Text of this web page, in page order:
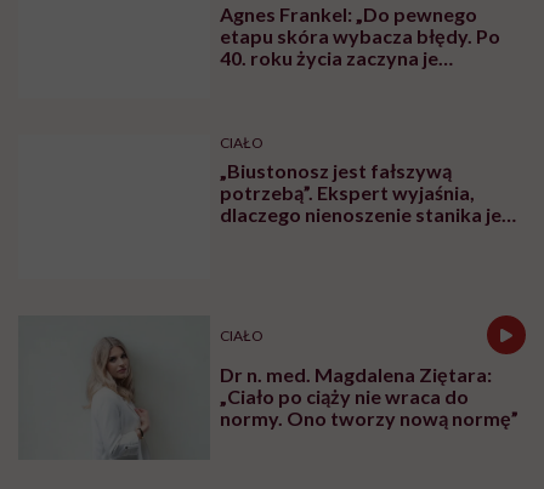
Agnes Frankel: „Do pewnego
etapu skóra wybacza błędy. Po
40. roku życia zaczyna je
CIAŁO
„Biustonosz jest fałszywą
potrzebą”. Ekspert wyjaśnia,
dlaczego nienoszenie stanika jest
CIAŁO
Dr n. med. Magdalena Ziętara:
„Ciało po ciąży nie wraca do
normy. Ono tworzy nową normę”